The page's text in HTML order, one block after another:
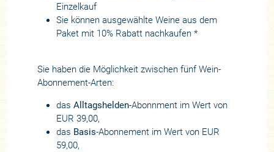
Einzelkauf
Sie können ausgewählte Weine aus dem
Paket mit 10% Rabatt nachkaufen *
Sie haben die Möglichkeit zwischen fünf Wein-
Abonnement-Arten:
das Alltagshelden-Abonnment im Wert von
EUR 39,00,
das Basis-Abonnement im Wert von EUR
59,00,